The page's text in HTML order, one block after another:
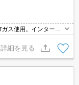
ス使用。インターホ
バリュへ610m。
詳細を見る